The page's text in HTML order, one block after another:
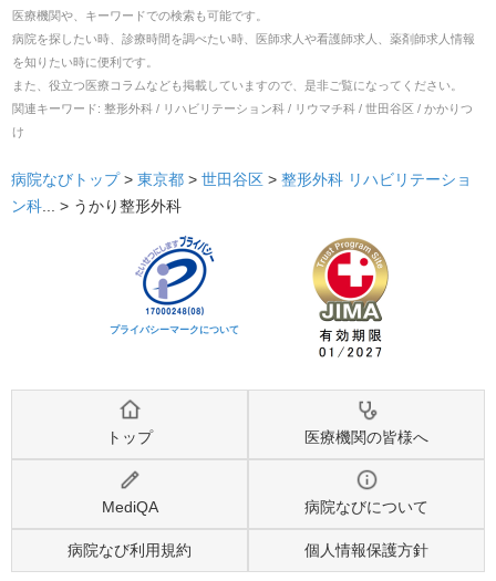
医療機関や、キーワードでの検索も可能です。
病院を探したい時、診療時間を調べたい時、医師求人や看護師求人、薬剤師求人情報
を知りたい時に便利です。
また、役立つ医療コラムなども掲載していますので、是非ご覧になってください。
関連キーワード: 整形外科 / リハビリテーション科 / リウマチ科 / 世田谷区 / かかりつ
け
病院なびトップ> 東京都 > 世田谷区 > 整形外科 リハビリテーショ
ン科 ... > うかり整形外科
プライバシーマークについて
トップ 医療機関の皆様へ
MediQA 病院なびについて
病院なび利用規約 個人情報保護方針